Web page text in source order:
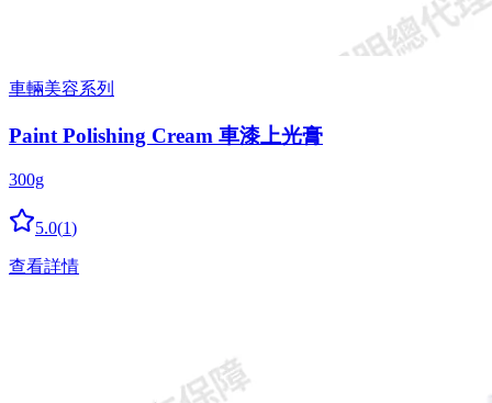
車輛美容系列
Paint Polishing Cream 車漆上光膏
300g
5.0(1)
查看詳情